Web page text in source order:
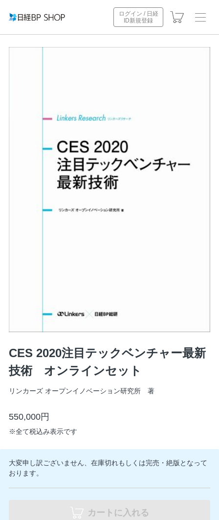
ログイン / 日経
ID新規登録
CES 2020注目テックベンチャー最新
技術 オンラインセット
リンカーズ オープンイノベーション研究所 著
550,000円
※全て税込み表示です
大変申し訳ございません、在庫切れもしくは完売・絶版となって
おります。
カートに入れる